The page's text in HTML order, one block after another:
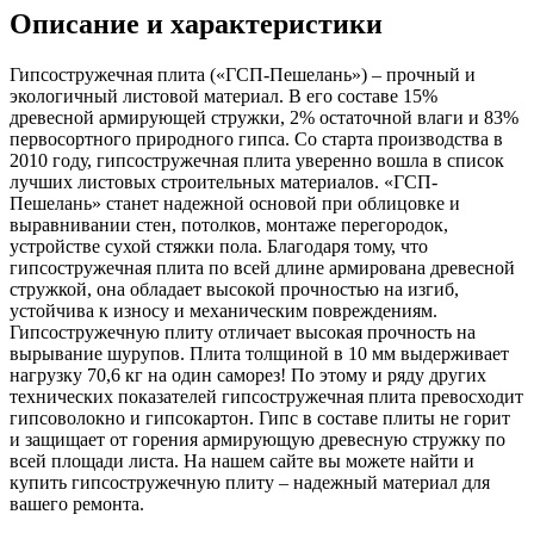
Описание и характеристики
Гипсостружечная плита («ГСП-Пешелань») – прочный и
экологичный листовой материал. В его составе 15%
древесной армирующей стружки, 2% остаточной влаги и 83%
первосортного природного гипса. Со старта производства в
2010 году, гипсостружечная плита уверенно вошла в список
лучших листовых строительных материалов. «ГСП-
Пешелань» станет надежной основой при облицовке и
выравнивании стен, потолков, монтаже перегородок,
устройстве сухой стяжки пола. Благодаря тому, что
гипсостружечная плита по всей длине армирована древесной
стружкой, она обладает высокой прочностью на изгиб,
устойчива к износу и механическим повреждениям.
Гипсостружечную плиту отличает высокая прочность на
вырывание шурупов. Плита толщиной в 10 мм выдерживает
нагрузку 70,6 кг на один саморез! По этому и ряду других
технических показателей гипсостружечная плита превосходит
гипсоволокно и гипсокартон. Гипс в составе плиты не горит
и защищает от горения армирующую древесную стружку по
всей площади листа. На нашем сайте вы можете найти и
купить гипсостружечную плиту – надежный материал для
вашего ремонта.